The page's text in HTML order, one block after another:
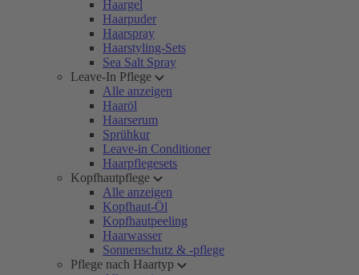
Haargel
Haarpuder
Haarspray
Haarstyling-Sets
Sea Salt Spray
Leave-In Pflege
Alle anzeigen
Haaröl
Haarserum
Sprühkur
Leave-in Conditioner
Haarpflegesets
Kopfhautpflege
Alle anzeigen
Kopfhaut-Öl
Kopfhautpeeling
Haarwasser
Sonnenschutz & -pflege
Pflege nach Haartyp